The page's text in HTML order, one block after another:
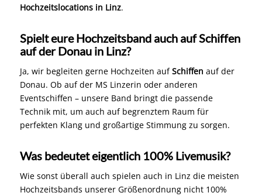
Hochzeitslocations in Linz.
Spielt eure Hochzeitsband auch auf Schiffen
auf der Donau in Linz?
Ja, wir begleiten gerne Hochzeiten aufSchiffen auf der
Donau. Ob auf der MS Linzerin oder anderen
Eventschiffen – unsere Band bringt die passende
Technik mit, um auch auf begrenztem Raum für
perfekten Klang und großartige Stimmung zu sorgen.
Was bedeutet eigentlich 100% Livemusik?
Wie sonst überall auch spielen auch in Linz die meisten
Hochzeitsbands unserer Größenordnung nicht 100%